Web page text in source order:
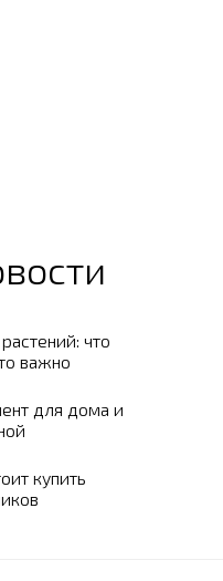
что
важно
для дома и
купить